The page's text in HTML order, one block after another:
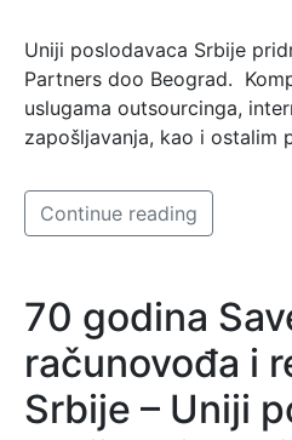
Uniji poslodavaca Srbije
Partners doo Beograd.
uslugama outsourcinga,
zapošljavanja, kao i ostalim
Continue reading
70 godina
računovođa i
Srbije – Uniji